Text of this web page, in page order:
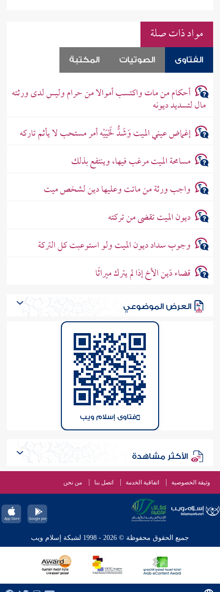
مواد ذات صلة
الفتاوى الصوتيات المكتبة
أحكام من مات واكتسب أموالا من حرام وليس لدى ورثته
مال لتسديد ديونه
إغماض عيني الميت وَشَدُّ لَحْيَيْه أمر مستحب لا يأثم تاركه
مسامحة الميت مرغب فيها، وينتفع بذلك
واجب ورثة من ماتت وعليها دين لشخص ميت
ديون الميت تقضى من تركته
وجوب سداد ديون الميت ولو استوعبت كل التركة
قضاء دَين الأخ إذا لم يترك ميراثًا
العرض الموضوعي
فتاوى إسلام ويب
الأكثر مشاهدة
وثيقة الخصوصية اتفاقية الخدمة اتصل بنا من نحن
جميع الحقوق محفوظة © 2026 - 1998 لشبكة إسلام ويب